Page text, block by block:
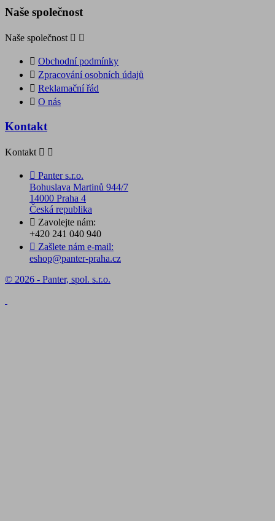
Naše společnost
Naše společnost  
 Obchodní podmínky
 Zpracování osobních údajů
 Reklamační řád
 O nás
Kontakt
Kontakt  
 Panter s.r.o.
Bohuslava Martinů 944/7
14000 Praha 4
Česká republika
 Zavolejte nám:
+420 241 040 940
 Zašlete nám e-mail:
eshop@panter-praha.cz
© 2026 - Panter, spol. s.r.o.